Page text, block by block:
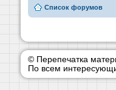
Список форумов
© Перепечатка
По всем